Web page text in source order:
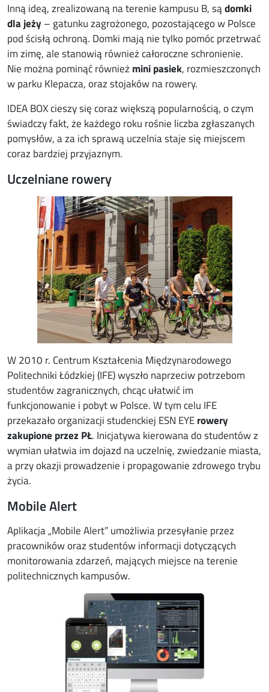
Inną ideą, zrealizowaną na terenie kampusu B, sądomki
dla jeży – gatunku zagrożonego, pozostającego w Polsce
pod ścisłą ochroną. Domki mają nie tylko pomóc przetrwać
im zimę, ale stanowią również całoroczne schronienie.
Nie można pominąć również mini pasiek, rozmieszczonych
w parku Klepacza, oraz stojaków na rowery.
IDEA BOX cieszy się coraz większą popularnością, o czym
świadczy fakt, że każdego roku rośnie liczba zgłaszanych
pomysłów, a za ich sprawą uczelnia staje się miejscem
coraz bardziej przyjaznym.
Uczelniane rowery
W 2010 r. Centrum Kształcenia Międzynarodowego
Politechniki Łódzkiej (IFE) wyszło naprzeciw potrzebom
studentów zagranicznych, chcąc ułatwić im
funkcjonowanie i pobyt w Polsce. W tym celu IFE
przekazało organizacji studenckiej ESN EYErowery
zakupione przez PŁ. Inicjatywa kierowana do studentów z
wymian ułatwia im dojazd na uczelnię, zwiedzanie miasta,
a przy okazji prowadzenie i propagowanie zdrowego trybu
życia.
Mobile Alert
Aplikacja „Mobile Alert” umożliwia przesyłanie przez
pracowników oraz studentów informacji dotyczących
monitorowania zdarzeń, mających miejsce na terenie
politechnicznych kampusów.